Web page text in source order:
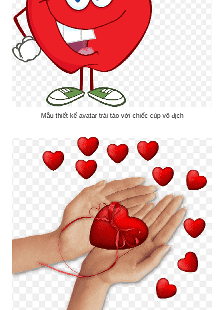
Mẫu thiết kế avatar trái táo với chiếc cúp vô địch